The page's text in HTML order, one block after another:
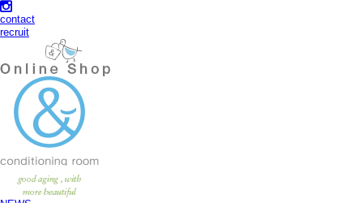
contact
recruit